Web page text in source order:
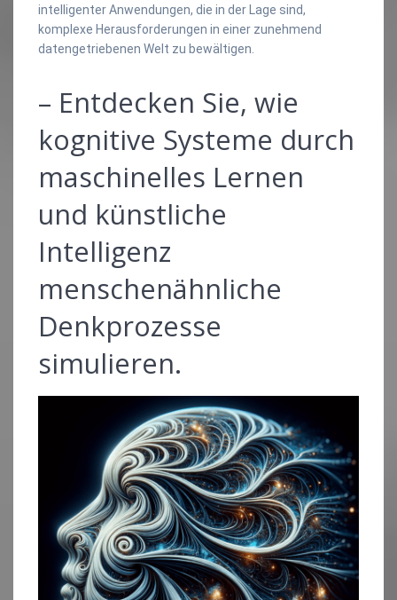
intelligenter Anwendungen, die in der Lage sind,
komplexe Herausforderungen in einer zunehmend
datengetriebenen Welt zu bewältigen.
– Entdecken Sie, wie
kognitive Systeme durch
maschinelles Lernen
und künstliche
Intelligenz
menschenähnliche
Denkprozesse
simulieren.